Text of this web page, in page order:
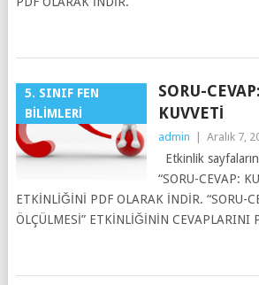
5. SINIF FEN
BILIMLERI
SORU-
KUVVETI
admin Aralık 7,
Etkinlik
“SORU-CEVAP:
ETKİNLİĞİNİ PDF OLARAK İNDİR. “SORU-
ÖLÇÜLMESİ” ETKİNLİĞİNİN CEVAPLARINI